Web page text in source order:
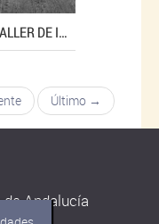
EL PÁRAMO. ANIMA ARTES DEL MOVIMIENTO. TALLER DE IMPROVISACIÓN Y MOVIMIENTO ACROBÁTICO
Último →
Andalucía